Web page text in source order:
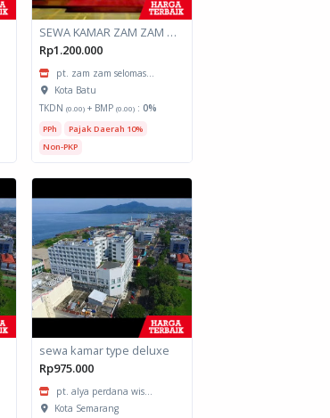
SEWA KAMAR ZAM ZAM HOTEL BATU
Rp1.200.000
pt. zam zam selomas...
Kota Batu
TKDN (0.00)+ BMP (0.00): 0%
PPh
Pajak Daerah 10%
Non-PKP
sewa kamar type deluxe
Rp975.000
pt. alya perdana wis...
Kota Semarang